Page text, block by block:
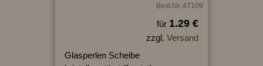
Best.Nr.:47109
für 1.29 €
zzgl. Versand
Glasperlen Scheibe